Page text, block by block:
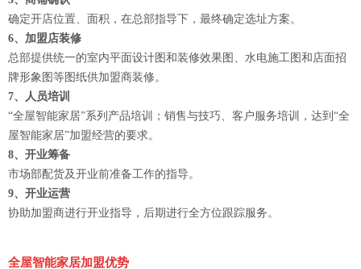
确定开店位置、面积，在总部指导下，最终确定选址方案。
6、加盟店装修
总部提供统一的室内平面设计图和装修效果图、水电施工图和店面招
牌形象图等图纸供加盟商装修。
7、人员培训
“全屋智能家居”系列产品培训；销售与技巧、客户服务培训，达到“全
屋智能家居”加盟经营的要求。
8、开业筹备
市场部配货及开业前准备工作的指导。
9、开业运营
协助加盟商进行开业指导，后期进行全方位跟踪服务。
全屋智能家居加盟优势